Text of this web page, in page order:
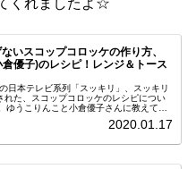
いスコップコロッケの作り方、
優子)のレシピ！レンジ＆トース
日本テレビ系列「スッキリ」、スッキリ
れた、スコップコロッケのレシピについ
ゆうこりんこと小倉優子さんに教えてい
2020.01.17